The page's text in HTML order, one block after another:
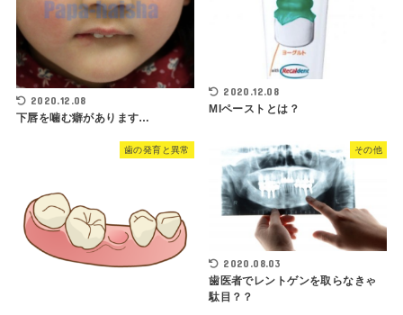
2020.12.08
下唇を噛む癖があります…
2020.12.08
MIペーストとは？
歯の発育と異常 その他
2020.08.03
歯医者でレントゲンを取らなきゃ
駄目？？